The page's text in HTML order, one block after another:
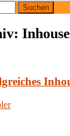
Inhouse